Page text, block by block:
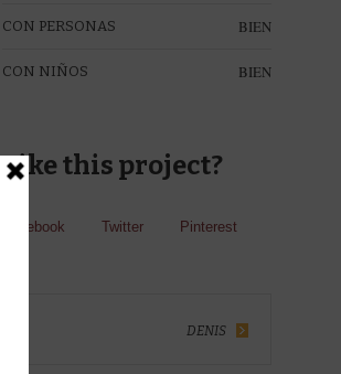
CON PERSONAS BIEN
CON NIÑOS BIEN
Like this project?
Facebook Twitter Pinterest
DENIS